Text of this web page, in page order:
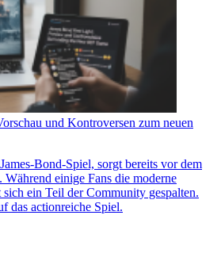
und Kontroversen zum neuen
Bond-Spiel, sorgt bereits vor dem
Während einige Fans die moderne
ein Teil der Community gespalten.
das actionreiche Spiel.